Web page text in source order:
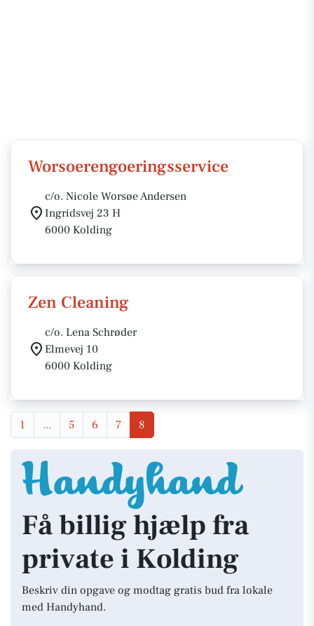
Worsoerengoeringsservice
c/o. Nicole Worsøe Andersen
Ingridsvej 23 H
6000 Kolding
Zen Cleaning
c/o. Lena Schrøder
Elmevej 10
6000 Kolding
1 ... 5 6 7 8
Få billig hjælp fra
private i Kolding
Beskriv din opgave og modtag gratis bud fra lokale
med Handyhand.